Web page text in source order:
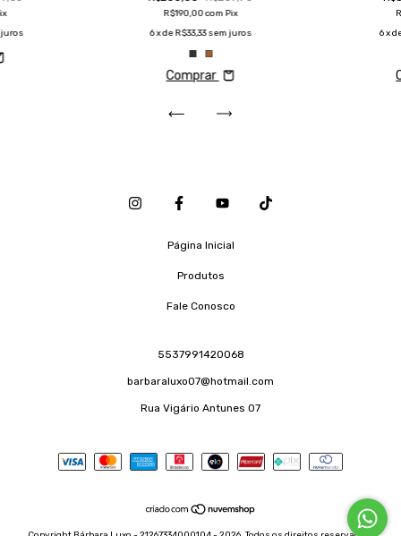
R$190,00com Pix
6x de R$33,33 sem juros
Comprar
6 x
Página Inicial
Produtos
Fale Conosco
5537991420068
barbaraluxo07@hotmail.com
Rua Vigário Antunes 07